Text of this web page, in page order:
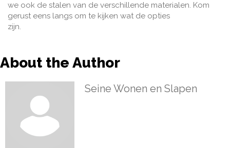
we ook de stalen van de verschillende materialen. Kom
gerust eens langs om te kijken wat de opties
zijn.
About the Author
Seine Wonen en Slapen